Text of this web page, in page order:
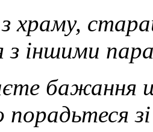
храму,
з іншими
бажання
порадьтеся